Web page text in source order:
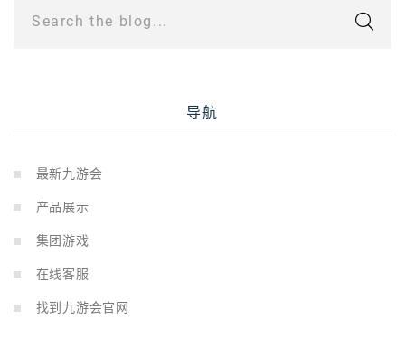
Search the blog...
导航
最新九游会
产品展示
集团游戏
在线客服
找到九游会官网